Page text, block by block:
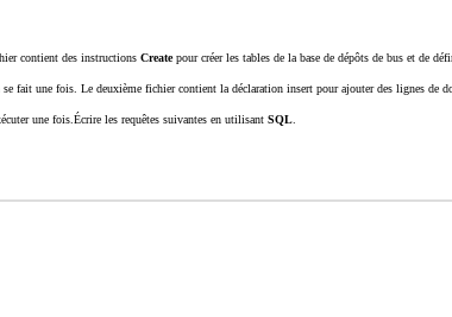
contient des instructions Createpour créer les tables de la base de dépôts de bus et de
se fait une fois. Le deuxième fichier contient la déclaration insert pour ajouter des lignes de
une fois. Écrire les requêtes suivantes en utilisantSQL.